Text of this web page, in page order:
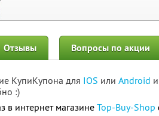
Отзывы Вопросы по акции
КупиКупона для IOS или Android
:)
в интернет магазинеTop-Buy-Shop